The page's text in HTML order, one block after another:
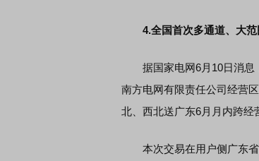
4.全国首次多通道、大
据国家电网6月10日消息
南方电网有限责任公司经营
北、西北送广东6月月内跨经
本次交易在用户侧广东省